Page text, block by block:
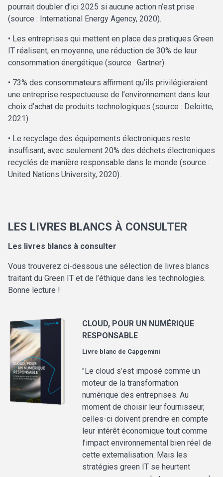
pourrait doubler d’ici 2025 si aucune action n’est prise
(source : International Energy Agency, 2020).
• Les entreprises qui mettent en place des pratiques Green
IT réalisent, en moyenne, une réduction de 30% de leur
consommation énergétique (source : Gartner).
• 73% des consommateurs affirment qu’ils privilégieraient
une entreprise respectueuse de l’environnement dans leur
choix d’achat de produits technologiques (source : Deloitte,
2021).
• Le recyclage des équipements électroniques reste
insuffisant, avec seulement 20% des déchets électroniques
recyclés de manière responsable dans le monde (source :
United Nations University, 2020).
LES LIVRES BLANCS À CONSULTER
Les livres blancs à consulter
Vous trouverez ci-dessous une sélection de livres blancs
traitant du Green IT et de l’éthique dans les technologies.
Bonne lecture !
CLOUD, POUR UN NUMÉRIQUE
RESPONSABLE
Livre blanc de Capgemini
"Le cloud s’est imposé comme un
moteur de la transformation
numérique des entreprises. Au
moment de choisir leur fournisseur,
celles-ci doivent prendre en compte
leur intérêt économique tout comme
l’impact environnemental bien réel de
cette externalisation. Mais les
stratégies green IT se heurtent